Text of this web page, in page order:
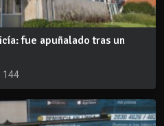
fue apuñalado tras un
144